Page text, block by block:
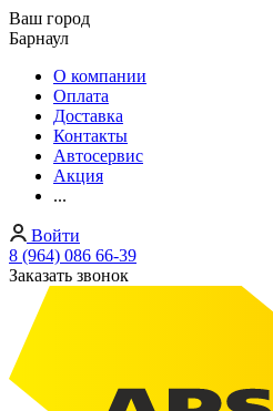
Ваш город
Барнаул
О компании
Оплата
Доставка
Контакты
Автосервис
Акция
...
Войти
8 (964) 086 66-39
Заказать звонок